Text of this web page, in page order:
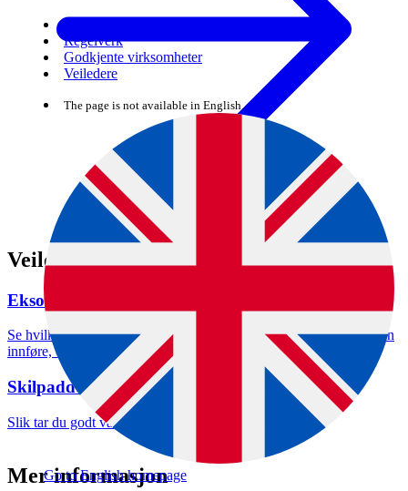
Regelverk
Godkjente virksomheter
Veiledere
The page is not available in English.
Go to English homepage
Veiledning
Eksotiske pattedyr, reptiler og amfibier
Se hvilke eksotiske reptiler som er tillatt i Norge og hvordan du kan
innføre, omsette og ta godt vare på disse.
Skilpadde
Slik tar du godt vare på skilpadder som kjæledyr
Mer informasjon